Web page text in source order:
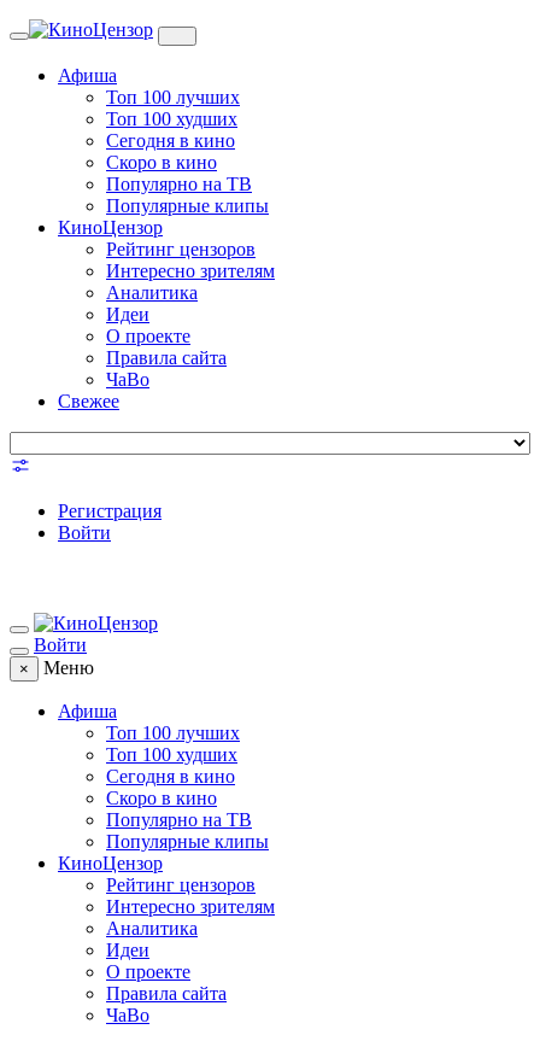
Toggle
Афиша
Топ 100 лучших
Топ 100 худших
Сегодня в кино
Скоро в кино
Популярно на ТВ
Популярные клипы
КиноЦензор
Рейтинг цензоров
Интересно зрителям
Аналитика
Идеи
О проекте
Правила сайта
ЧаВо
Свежее
Регистрация
Войти
Войти
× Меню
Афиша
Топ 100 лучших
Топ 100 худших
Сегодня в кино
Скоро в кино
Популярно на ТВ
Популярные клипы
КиноЦензор
Рейтинг цензоров
Интересно зрителям
Аналитика
Идеи
О проекте
Правила сайта
ЧаВо